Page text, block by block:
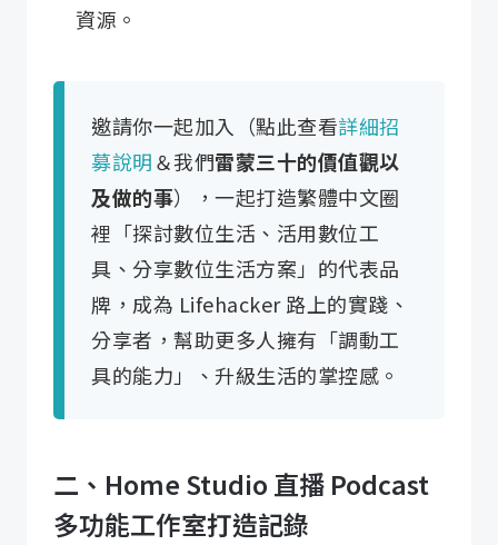
資源。
邀請你一起加入（點此查看詳細招
募說明＆我們雷蒙三十的價值觀以
及做的事），一起打造繁體中文圈
裡「探討數位生活、活用數位工
具、分享數位生活方案」的代表品
牌，成為 Lifehacker 路上的實踐、
分享者，幫助更多人擁有「調動工
具的能力」、升級生活的掌控感。
二、Home Studio 直播 Podcast
多功能工作室打造記錄